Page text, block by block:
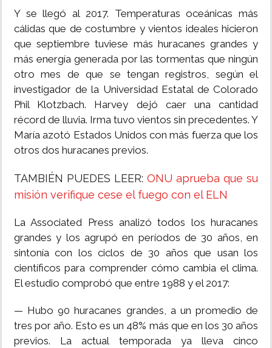
Y se llegó al 2017. Temperaturas oceánicas más
cálidas que de costumbre y vientos ideales hicieron
que septiembre tuviese más huracanes grandes y
más energía generada por las tormentas que ningún
otro mes de que se tengan registros, según el
investigador de la Universidad Estatal de Colorado
Phil Klotzbach. Harvey dejó caer una cantidad
récord de lluvia. Irma tuvo vientos sin precedentes. Y
María azotó Estados Unidos con más fuerza que los
otros dos huracanes previos.
TAMBIÉN PUEDES LEER: ONU aprueba que su
misión verifique cese el fuego con el ELN
La Associated Press analizó todos los huracanes
grandes y los agrupó en períodos de 30 años, en
sintonía con los ciclos de 30 años que usan los
científicos para comprender cómo cambia el clima.
El estudio comprobó que entre 1988 y el 2017:
— Hubo 90 huracanes grandes, a un promedio de
tres por año. Esto es un 48% más que en los 30 años
previos. La actual temporada ya lleva cinco